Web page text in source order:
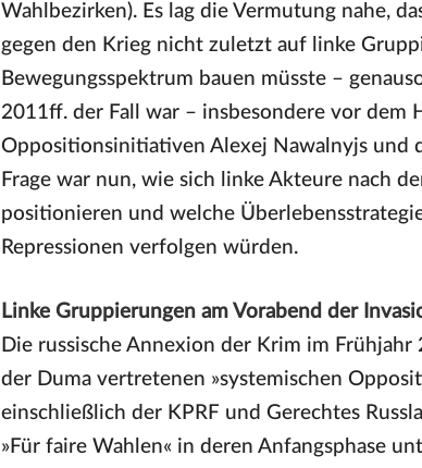
Wahlbezirken). Es lag die Vermutung nahe,
gegen den Krieg nicht zuletzt auf linke
Bewegungsspektrum bauen müsste –
2011ff. der Fall war – insbesondere vor dem
Oppositionsinitiativen Alexej Nawalnyjs und
Frage war nun, wie sich linke Akteure nach
positionieren und welche
Repressionen verfolgen würden.
Linke Gruppierungen am Vorabend der
Die russische Annexion der Krim im
der Duma vertretenen »systemischen
einschließlich der KPRF und Gerechtes
»Für faire Wahlen« in deren Anfangsphase